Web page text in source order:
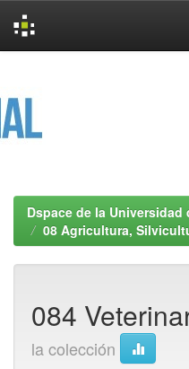
Dspace de la Universidad
08 Agricultura,
084
la colección